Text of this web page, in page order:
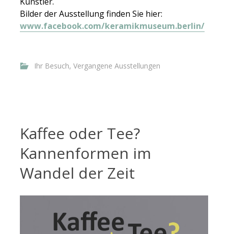
Bilder der Ausstellung finden Sie hier:
www.facebook.com/keramikmuseum.berlin/
Ihr Besuch, Vergangene Ausstellungen
Kaffee oder Tee?
Kannenformen im
Wandel der Zeit